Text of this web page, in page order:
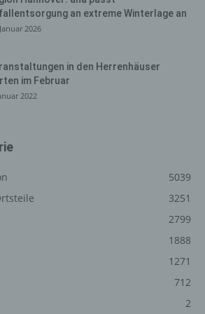
an extreme Winterlage an
2026
in den Herrenhäuser
im Februar
2022
5039
3251
2799
1888
1271
712
2
Auftragsverarbeiter, beispielsweise
veranlassen, der die
die dem für die Verarbeitung
ist, nutzt.
auf der Internetseite des für die
das Datum sowie die Uhrzeit der
dass nur so der Missbrauch
werden kann, und diese
ist die Speicherung dieser Daten
für die Verarbeitung
Eine Weitergabe dieser
Weitergabe besteht oder die
dient.